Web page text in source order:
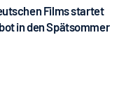
Films startet
in den Spätsommer